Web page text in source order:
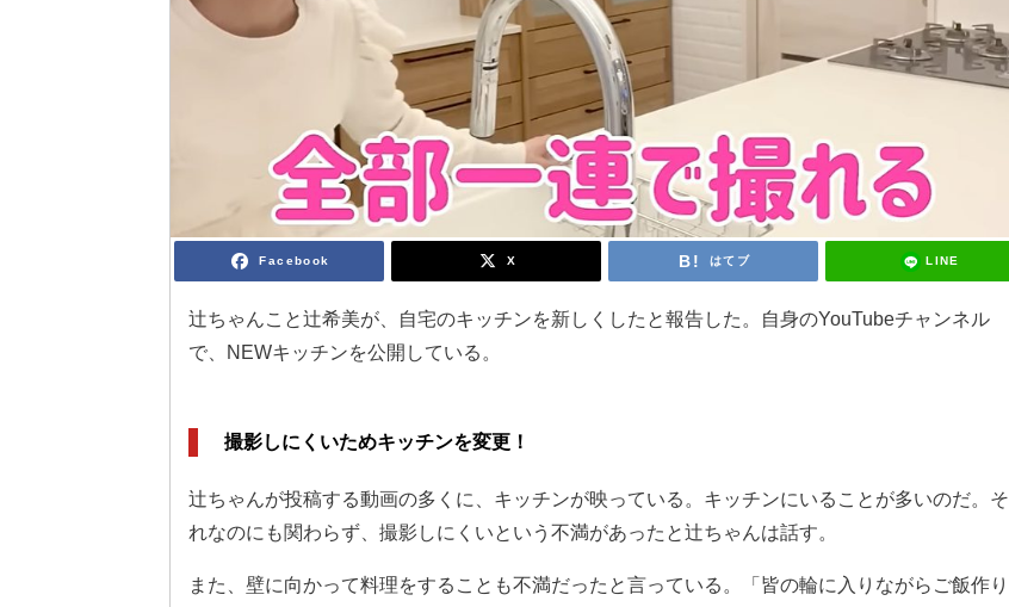
Facebook X はてブ LINE
辻ちゃんこと辻希美が、自宅のキッチンを新しくしたと報告した。自身のYouTubeチャンネル
で、NEWキッチンを公開している。
撮影しにくいためキッチンを変更！
辻ちゃんが投稿する動画の多くに、キッチンが映っている。キッチンにいることが多いのだ。そ
れなのにも関わらず、撮影しにくいという不満があったと辻ちゃんは話す。
また、壁に向かって料理をすることも不満だったと言っている。「皆の輪に入りながらご飯作り